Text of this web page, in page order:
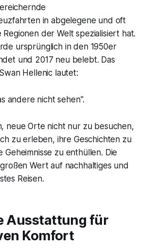
in abgelegene und oft
Regionen der Welt spezialisiert hat.
ursprünglich in den 1950er
und 2017 neu belebt. Das
Hellenic lautet:
andere nicht sehen".
neue Orte nicht nur zu besuchen,
zu erleben, ihre Geschichten zu
Geheimnisse zu enthüllen. Die
Wert auf nachhaltiges und
Reisen.
Ausstattung für
Komfort